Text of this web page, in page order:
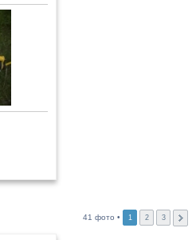
41 фото • 1 2 3